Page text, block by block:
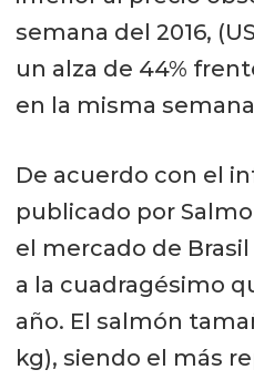
semana del 2016,
un alza de 44%
en la misma semana
De acuerdo con el
publicado por
el mercado de
a la cuadragésimo
año. El salmón
kg), siendo el más